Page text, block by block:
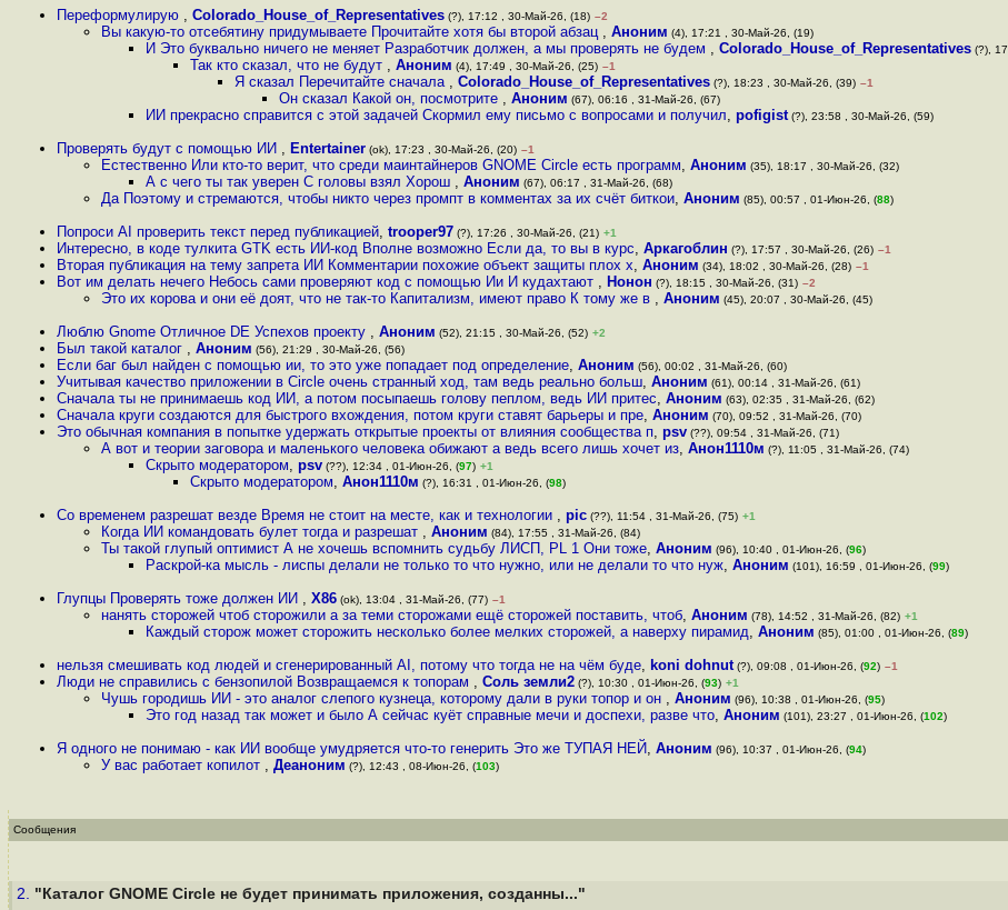
Переформулирую , Colorado_House_of_Representatives (?), 17:12 , 30-Май-26, (18) –2
Вы какую-то отсебятину придумываете Прочитайте хотя бы второй абзац , Аноним (4), 17:21 , 30-Май-26, (19)
И Это буквально ничего не меняет Разработчик должен, а мы проверять не будем , Colorado_House_of_Representatives (?),
Так кто сказал, что не будут , Аноним (4), 17:49 , 30-Май-26, (25) –1
Я сказал Перечитайте сначала , Colorado_House_of_Representatives (?), 18:23 , 30-Май-26, (39) –1
Он сказал Какой он, посмотрите , Аноним (67), 06:16 , 31-Май-26, (67)
ИИ прекрасно справится с этой задачей Скормил ему письмо с вопросами и получил, pofigist (?), 23:58 , 30-Май-26, (59)
Проверять будут с помощью ИИ , Entertainer (ok), 17:23 , 30-Май-26, (20) –1
Естественно Или кто-то верит, что среди маинтайнеров GNOME Circle есть программ, Аноним (35), 18:17 , 30-Май-26, (32)
А с чего ты так уверен С головы взял Хорош , Аноним (67), 06:17 , 31-Май-26, (68)
Да Поэтому и стремаются, чтобы никто через промпт в комментах за их счёт биткои, Аноним (85), 00:57 , 01-Июн-26, (88)
Попроси AI проверить текст перед публикацией, trooper97 (?), 17:26 , 30-Май-26, (21) +1
Интересно, в коде тулкита GTK есть ИИ-код Вполне возможно Если да, то вы в курс, Аркагоблин (?), 17:57 , 30-Май-26, (26) –1
Вторая публикация на тему запрета ИИ Комментарии похожие объект защиты плох х, Аноним (34), 18:02 , 30-Май-26, (28) –1
Вот им делать нечего Небось сами проверяют код с помощью Ии И кудахтают , Нонон (?), 18:15 , 30-Май-26, (31) –2
Это их корова и они её доят, что не так-то Капитализм, имеют право К тому же в , Аноним (45), 20:07 , 30-Май-26, (45)
Люблю Gnome Отличное DE Успехов проекту , Аноним (52), 21:15 , 30-Май-26, (52) +2
Был такой каталог , Аноним (56), 21:29 , 30-Май-26, (56)
Если баг был найден с помощью ии, то это уже попадает под определение, Аноним (56), 00:02 , 31-Май-26, (60)
Учитывая качество приложении в Circle очень странный ход, там ведь реально больш, Аноним (61), 00:14 , 31-Май-26, (61)
Сначала ты не принимаешь код ИИ, а потом посыпаешь голову пеплом, ведь ИИ притес, Аноним (63), 02:35 , 31-Май-26, (62)
Сначала круги создаются для быстрого вхождения, потом круги ставят барьеры и пре, Аноним (70), 09:52 , 31-Май-26, (70)
Это обычная компания в попытке удержать открытые проекты от влияния сообщества п, psv (??), 09:54 , 31-Май-26, (71)
А вот и теории заговора и маленького человека обижают а ведь всего лишь хочет из, Анон1110м (?), 11:05 , 31-Май-26, (74)
Скрыто модератором, psv (??), 12:34 , 01-Июн-26, (97) +1
Скрыто модератором, Анон1110м (?), 16:31 , 01-Июн-26, (98)
Со временем разрешат везде Время не стоит на месте, как и технологии , pic (??), 11:54 , 31-Май-26, (75) +1
Когда ИИ командовать булет тогда и разрешат , Аноним (84), 17:55 , 31-Май-26, (84)
Ты такой глупый оптимист А не хочешь вспомнить судьбу ЛИСП, PL 1 Они тоже, Аноним (96), 10:40 , 01-Июн-26, (96)
Раскрой-ка мысль - лиспы делали не только то что нужно, или не делали то что нуж, Аноним (101), 16:59 , 01-Июн-26, (99)
Глупцы Проверять тоже должен ИИ , X86 (ok), 13:04 , 31-Май-26, (77) –1
нанять сторожей чтоб сторожили а за теми сторожами ещё сторожей поставить, чтоб, Аноним (78), 14:52 , 31-Май-26, (82) +1
Каждый сторож может сторожить несколько более мелких сторожей, а наверху пирамид, Аноним (85), 01:00 , 01-Июн-26, (89)
нельзя смешивать код людей и сгенерированный AI, потому что тогда не на чём буде, koni dohnut (?), 09:08 , 01-Июн-26, (92) –1
Люди не справились с бензопилой Возвращаемся к топорам , Соль земли2 (?), 10:30 , 01-Июн-26, (93) +1
Чушь городишь ИИ - это аналог слепого кузнеца, которому дали в руки топор и он , Аноним (96), 10:38 , 01-Июн-26, (95)
Это год назад так может и было А сейчас куёт справные мечи и доспехи, разве что, Аноним (101), 23:27 , 01-Июн-26, (102)
Я одного не понимаю - как ИИ вообще умудряется что-то генерить Это же ТУПАЯ НЕЙ, Аноним (96), 10:37 , 01-Июн-26, (94)
У вас работает копилот , Деаноним (?), 12:43 , 08-Июн-26, (103)
Сообщения
2. "Каталог GNOME Circle не будет принимать приложения, созданны..."